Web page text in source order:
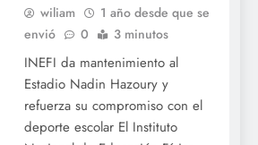
wiliam
1 año desde que se
envió
0 3 minutos
INEFI da mantenimiento al
Estadio Nadin Hazoury y
refuerza su compromiso con el
deporte escolar El Instituto